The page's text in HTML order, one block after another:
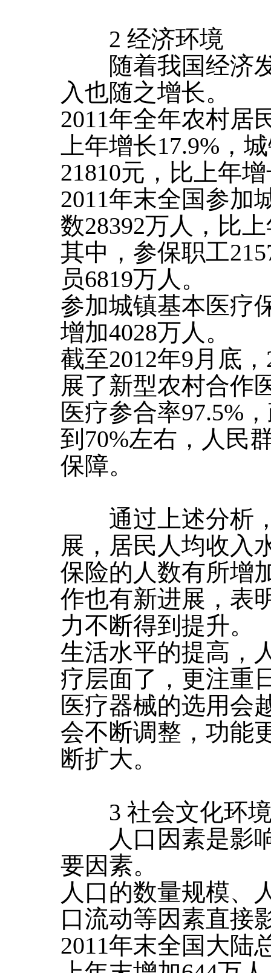
2 经济环境
随着我国经济发
入也随之增长。
2011年全年农村居
上年增长17.9%，
21810元，比上年
2011年末全国参加
数28392万人，比
其中，参保职工
员6819万人。
参加城镇基本医疗
增加4028万人。
截至2012年9月底
展了新型农村合作
医疗参合率97.5%
到70%左右，人民
保障。
通过上述分析，
展，居民人均收入
保险的人数有所增
作也有新进展，表
力不断得到提升。
生活水平的提高，
疗层面了，更注重
医疗器械的选用会
会不断调整，功能
断扩大。
3 社会文化环
人口因素是影响
要因素。
人口的数量规模、
口流动等因素直接
2011年末全国大陆